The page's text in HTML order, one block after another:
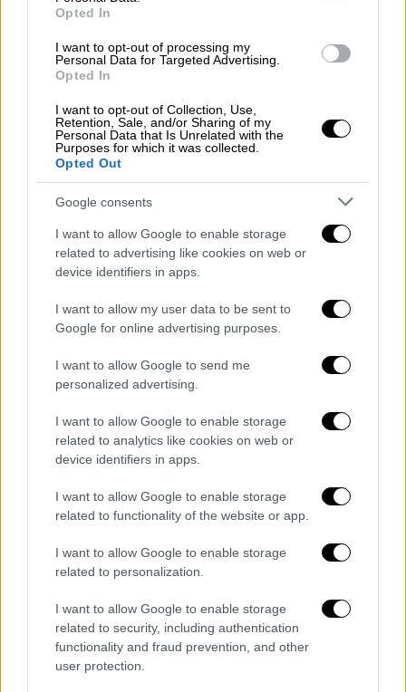
Opted In
I want to opt-out of processing my
Personal Data for Targeted Advertising.
Opted In
I want to opt-out of Collection, Use,
Retention, Sale, and/or Sharing of my
Personal Data that Is Unrelated with the
Purposes for which it was collected.
Opted Out
Google consents
I want to allow Google to enable storage
related to advertising like cookies on web or
device identifiers in apps.
I want to allow my user data to be sent to
Google for online advertising purposes.
I want to allow Google to send me
personalized advertising.
I want to allow Google to enable storage
related to analytics like cookies on web or
device identifiers in apps.
I want to allow Google to enable storage
related to functionality of the website or app.
I want to allow Google to enable storage
related to personalization.
I want to allow Google to enable storage
related to security, including authentication
functionality and fraud prevention, and other
user protection.
Φιλικότερος πλέον ο εξωδικαστικός
μηχανισμός: Τα 5 βήματα για «κούρεμα»
και δόσεις - Τι αλλάζει
Οι νέες δυνατότητες παρακολούθησης και
πληρωμών διευκολύνουν την τήρηση
βιώσιμων ρυθμίσεων